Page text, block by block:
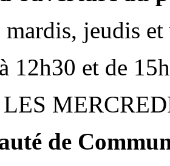
jeudis et
12h30 et de
de